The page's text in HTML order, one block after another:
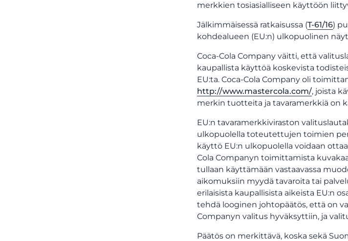
merkkien tosiasialliseen käyttöön
Jälkimmäisessä ratkaisussa (T‑61/16)
kohdealueen (EU:n) ulkopuolinen
Coca-Cola Company väitti, että
kaupallista käyttöä koskevista
EU:ta. Coca-Cola Company oli
http://www.mastercola.com/, joista
merkin tuotteita ja tavaramerkkiä on
EU:n tavaramerkkiviraston
ulkopuolella toteutettujen toimien
käyttö EU:n ulkopuolella voidaan
Cola Companyn toimittamista
tullaan käyttämään vastaavassa
aikomuksiin myydä tavaroita tai
erilaisista kaupallisista aikeista EU:n
tehdä looginen johtopäätös, että on
Companyn valitus hyväksyttiin, ja
Päätös on merkittävä, koska sekä